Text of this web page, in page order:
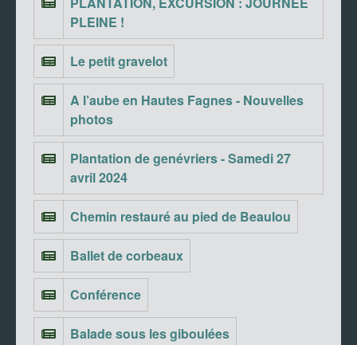
PLEINE !
Le petit gravelot
A l’aube en Hautes Fagnes - Nouvelles
photos
Plantation de genévriers - Samedi 27
avril 2024
Chemin restauré au pied de Beaulou
Ballet de corbeaux
Conférence
Balade sous les giboulées